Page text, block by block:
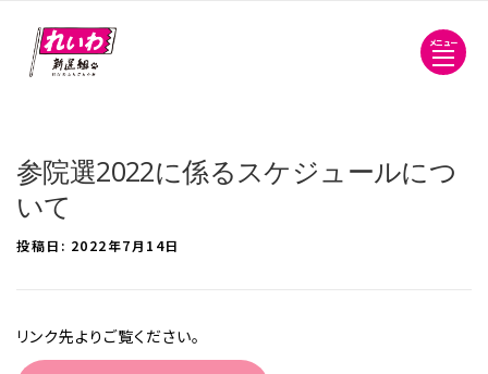
メニュー
参院選2022に係るスケジュールにつ
いて
投稿日: 2022年7月14日
リンク先よりご覧ください。